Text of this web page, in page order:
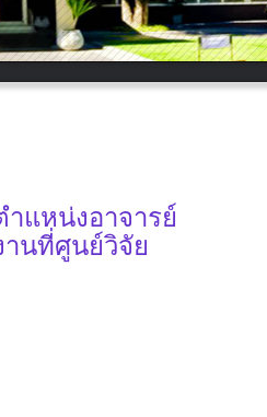
แหน่งอาจารย์
นที่ศูนย์วิจัย